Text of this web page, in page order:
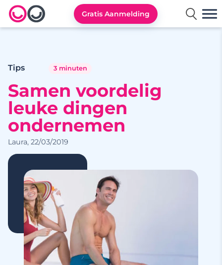
Lexa logo
Gratis Aanmelding
Tips 3 minuten
Samen voordelig
leuke dingen
ondernemen
Laura, 22/03/2019